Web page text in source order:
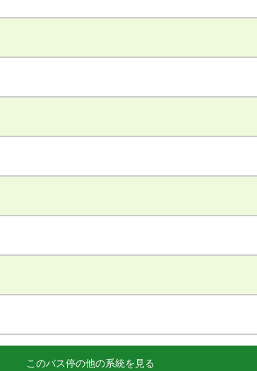
このバス停の他の系統を見る